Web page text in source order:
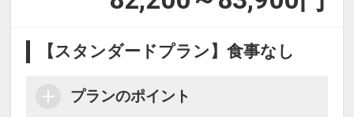
【スタンダードプラン】食事なし
プランのポイント